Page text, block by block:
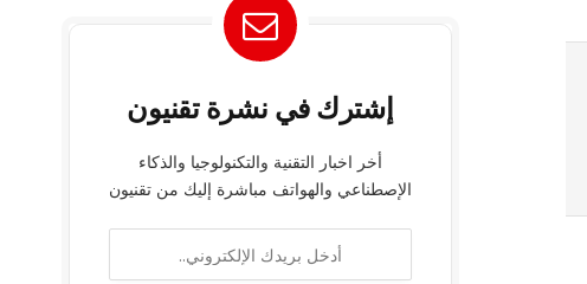
إشترك في نشرة تقنيون
أخر اخبار التقنية والتكنولوجيا والذكاء
الإصطناعي والهواتف مباشرة إليك من تقنيون